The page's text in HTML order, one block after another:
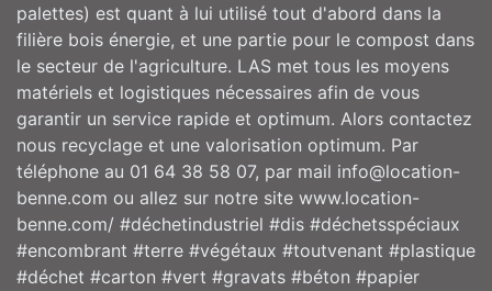
palettes) est quant à lui utilisé tout d'abord dans la
filière bois énergie, et une partie pour le compost dans
le secteur de l'agriculture. LAS met tous les moyens
matériels et logistiques nécessaires afin de vous
garantir un service rapide et optimum. Alors contactez
nous recyclage et une valorisation optimum. Par
téléphone au 01 64 38 58 07, par mail info@location-
benne.com ou allez sur notre site www.location-
benne.com/ #déchetindustriel #dis #déchetsspéciaux
#encombrant #terre #végétaux #toutvenant #plastique
#déchet #carton #vert #gravats #béton #papier